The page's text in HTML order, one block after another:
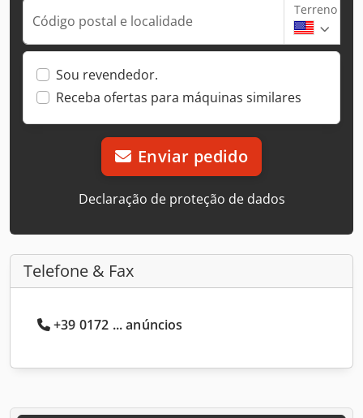
Código postal e localidade
Terreno
Sou revendedor.
Receba ofertas para máquinas similares
Enviar pedido
Declaração de proteção de dados
Telefone & Fax
+39 0172 ... anúncios